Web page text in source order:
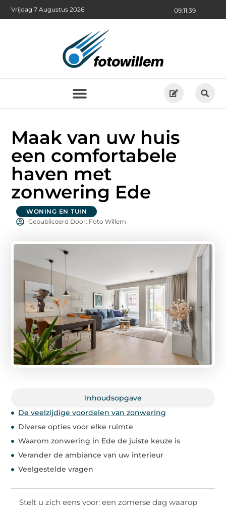
09:11:40
Vrijdag 7 Augustus 2026
Maak van uw huis
een comfortabele
haven met
zonwering Ede
WONING EN TUIN
Gepubliceerd Door: Foto Willem
Inhoudsopgave
De veelzijdige voordelen van zonwering
Diverse opties voor elke ruimte
Waarom zonwering in Ede de juiste keuze is
Verander de ambiance van uw interieur
Veelgestelde vragen
Stelt u zich eens voor: een zomerse dag waarop